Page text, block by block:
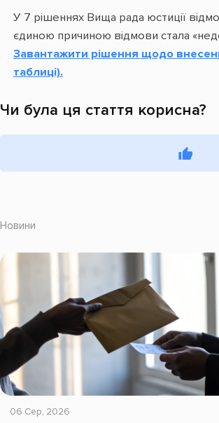
У 7 рішеннях Вища рада юстиції
єдиною причиною відмови стала
Завантажити рішення щодо
таблиці).
Чи була ця стаття корисна?
Новини
06 Сер, 2026